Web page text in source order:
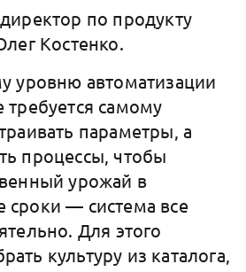
по продукту
Костенко.
уровню автоматизации
самому
параметры, а
процессы, чтобы
урожай в
сроки — система все
Для этого
культуру из каталога,